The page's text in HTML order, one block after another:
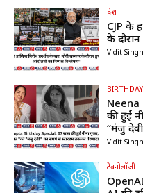
देश
CJP के
के
Vidit Singh
Neena
की हुईं
“मंजु
Vidit Singh
टेक्नोलॉजी